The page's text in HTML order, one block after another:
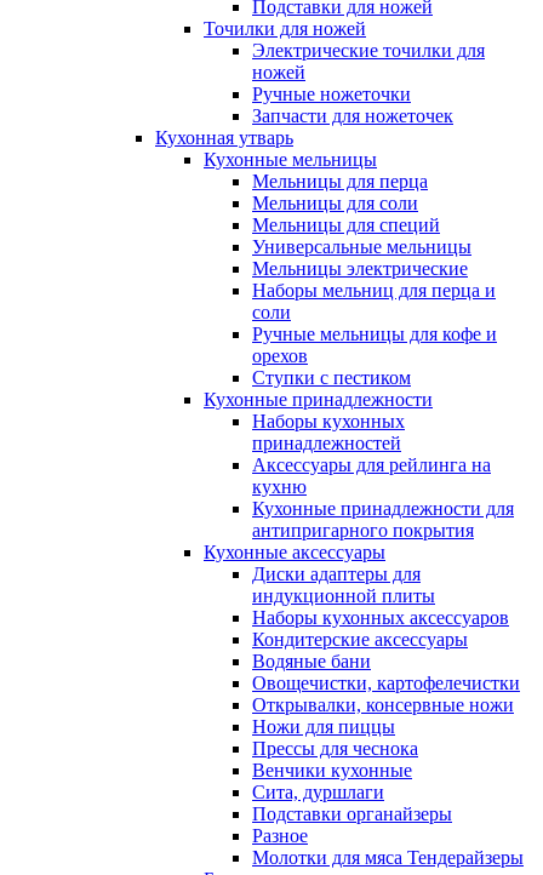
Подставки для ножей
Точилки для ножей
Электрические точилки для
ножей
Ручные ножеточки
Запчасти для ножеточек
Кухонная утварь
Кухонные мельницы
Мельницы для перца
Мельницы для соли
Мельницы для специй
Универсальные мельницы
Мельницы электрические
Наборы мельниц для перца и
соли
Ручные мельницы для кофе и
орехов
Ступки с пестиком
Кухонные принадлежности
Наборы кухонных
принадлежностей
Аксессуары для рейлинга на
кухню
Кухонные принадлежности для
антипригарного покрытия
Кухонные аксессуары
Диски адаптеры для
индукционной плиты
Наборы кухонных аксессуаров
Кондитерские аксессуары
Водяные бани
Овощечистки, картофелечистки
Открывалки, консервные ножи
Ножи для пиццы
Прессы для чеснока
Венчики кухонные
Сита, дуршлаги
Подставки органайзеры
Разное
Молотки для мяса Тендерайзеры